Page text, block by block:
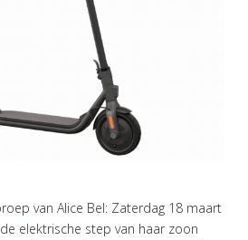
van Alice Bel: Zaterdag 18 maart
elektrische step van haar zoon